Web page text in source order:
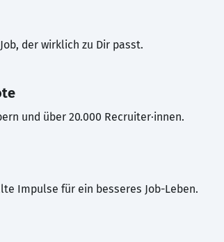
der wirklich zu Dir passt.
und über 20.000 Recruiter·innen.
Impulse für ein besseres Job-Leben.